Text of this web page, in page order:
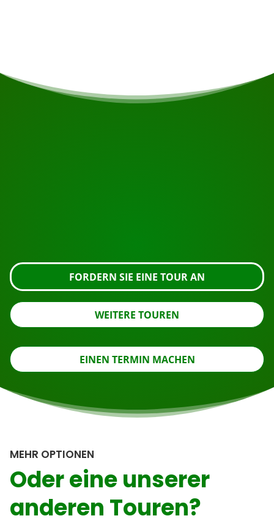
FORDERN SIE EINE TOUR AN
WEITERE TOUREN
EINEN TERMIN MACHEN
MEHR OPTIONEN
Oder eine unserer
anderen Touren?